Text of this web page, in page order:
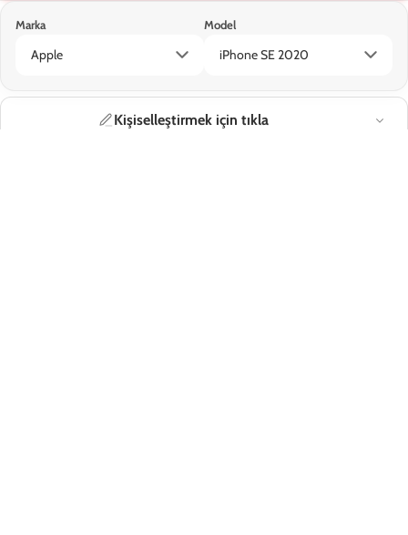
Marka Model
Kişiselleştirmek için tıkla
TÜKENDİ